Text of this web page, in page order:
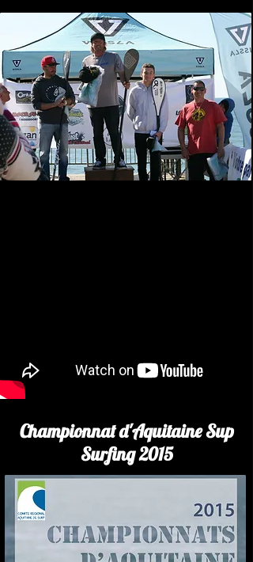
Championnat d'Aquitaine Sup
Surfing 2015